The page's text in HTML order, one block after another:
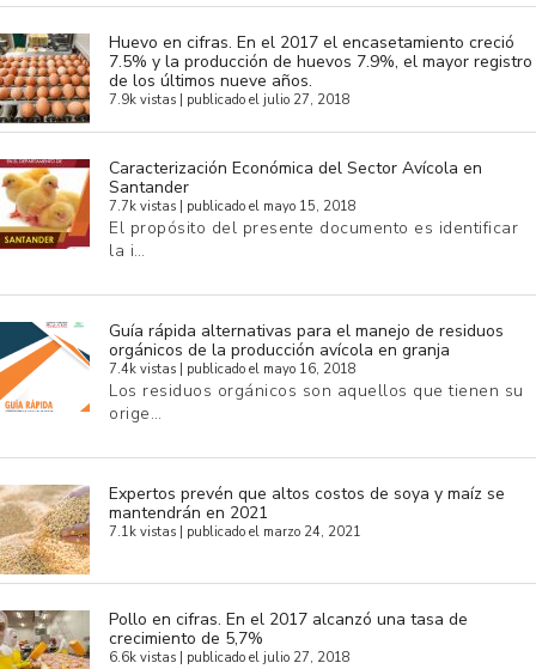
Huevo en cifras. En el 2017 el encasetamiento creció
7.5% y la producción de huevos 7.9%, el mayor registro
de los últimos nueve años.
7.9k vistas publicado el julio 27, 2018
Caracterización Económica del Sector Avícola en
Santander
7.7k vistas publicado el mayo 15, 2018
El propósito del presente documento es identificar
la i…
Guía rápida alternativas para el manejo de residuos
orgánicos de la producción avícola en granja
7.4k vistas publicado el mayo 16, 2018
Los residuos orgánicos son aquellos que tienen su
orige…
Expertos prevén que altos costos de soya y maíz se
mantendrán en 2021
7.1k vistas publicado el marzo 24, 2021
Pollo en cifras. En el 2017 alcanzó una tasa de
crecimiento de 5,7%
6.6k vistas publicado el julio 27, 2018